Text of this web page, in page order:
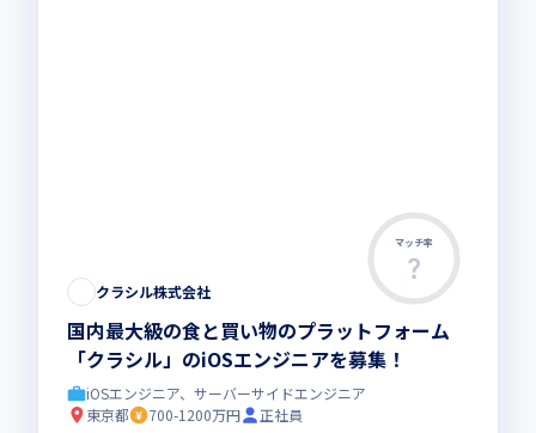
マッチ率
クラシル株式会社
国内最大級の食と買い物のプラットフォーム
「クラシル」のiOSエンジニアを募集！
iOSエンジニア、サーバーサイドエンジニア
東京都
700-1200万円
正社員